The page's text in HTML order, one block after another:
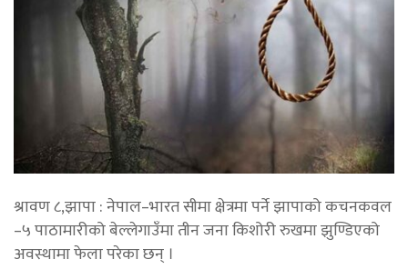
श्रावण ८,झापा : नेपाल–भारत सीमा क्षेत्रमा पर्ने झापाको कचनकवल
–५ पाठामारीको बेल्लेगाउँमा तीन जना किशोरी रुखमा झुण्डिएको
अवस्थामा फेला परेका छन् ।